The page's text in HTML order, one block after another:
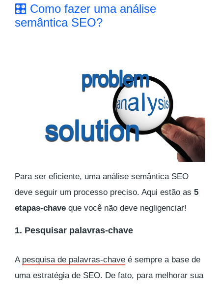
🎛 Como fazer uma análise
semântica SEO?
Para ser eficiente, uma análise semântica SEO
deve seguir um processo preciso. Aqui estão as 5
etapas-chave que você não deve negligenciar!
1. Pesquisar palavras-chave
A pesquisa de palavras-chave é sempre a base de
uma estratégia de SEO. De fato, para melhorar sua